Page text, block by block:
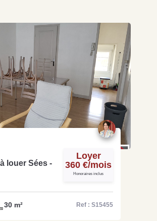
louer Sées -
Loyer
360 €/mois
Honoraires inclus
30 m² Ref : S15455